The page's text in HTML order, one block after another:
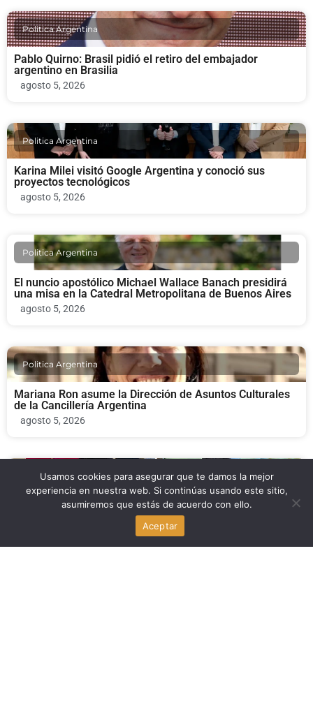
Politica Argentina
Pablo Quirno: Brasil pidió el retiro del embajador
argentino en Brasilia
agosto 5, 2026
Politica Argentina
Karina Milei visitó Google Argentina y conoció sus
proyectos tecnológicos
agosto 5, 2026
Politica Argentina
El nuncio apostólico Michael Wallace Banach presidirá
una misa en la Catedral Metropolitana de Buenos Aires
agosto 5, 2026
Politica Argentina
Mariana Ron asume la Dirección de Asuntos Culturales
de la Cancillería Argentina
agosto 5, 2026
Politica Argentina
García Cuerva: el mensaje del Papa León XIV en
Argentina será “una caricia al alma”
Usamos cookies para asegurar que te damos la mejor
experiencia en nuestra web. Si continúas usando este sitio,
asumiremos que estás de acuerdo con ello.
Aceptar